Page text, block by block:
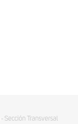
- Sección Transversal